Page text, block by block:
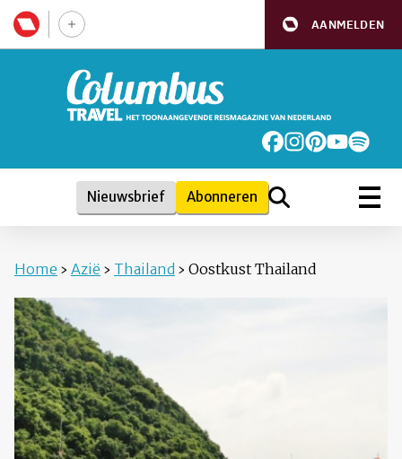
AANMELDEN
Nieuwsbrief Abonneren
Home › Azië › Thailand › Oostkust Thailand